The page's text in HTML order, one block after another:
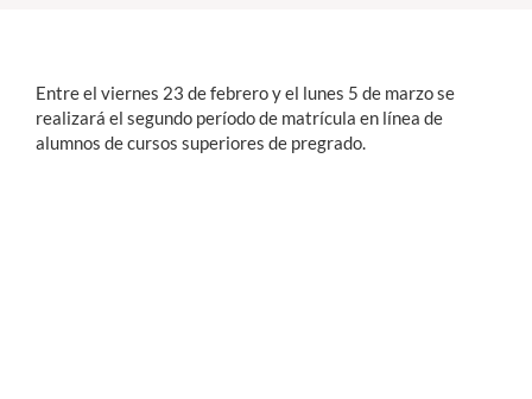
Entre el viernes 23 de febrero y el lunes 5 de marzo se
realizará el segundo período de matrícula en línea de
alumnos de cursos superiores de pregrado.